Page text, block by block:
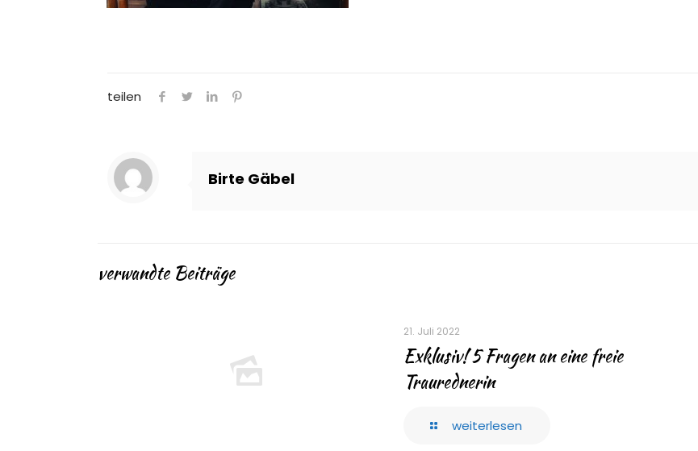
teilen
Birte Gäbel
verwandte Beiträge
21. Juli 2022
Exklusiv! 5 Fragen an eine freie
Traurednerin
weiterlesen